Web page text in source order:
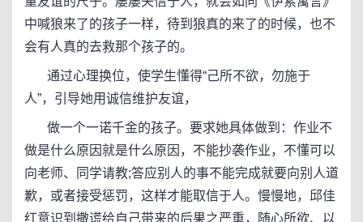
中喊狼来了的孩子一样，待到狼真的来了的时候，也不
会有人真的去救那个孩子的。
通过心理换位，使学生懂得“己所不欲，勿施于
人”，引导她用诚信维护友谊，
做一个一诺千金的孩子。要求她具体做到：作业不
做是什么原因就是什么原因，不能抄袭作业，不懂可以
向老师、同学请教;答应别人的事不能完成就要向别人道
歉，或者接受惩罚，这样才能取信于人。慢慢地，邱佳
红意识到撒谎给自己带来的后果之严重，随心所欲、以